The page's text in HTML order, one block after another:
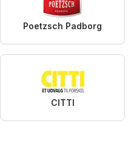
Poetzsch Padborg
CITTI